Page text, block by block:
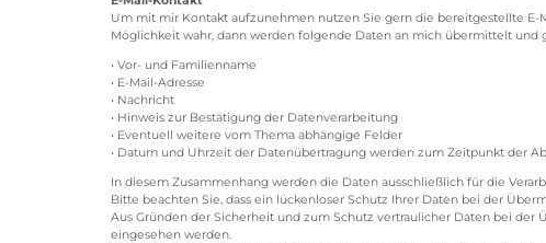
Um mit mir Kontakt aufzunehmen nutzen Sie gern die bereitgestellte
Möglichkeit wahr, dann werden folgende Daten an mich übermittelt und
• Vor- und Familienname
• E-Mail-Adresse
• Nachricht
• Hinweis zur Bestätigung der Datenverarbeitung
• Eventuell weitere vom Thema abhängige Felder
• Datum und Uhrzeit der Datenübertragung werden zum Zeitpunkt der
In diesem Zusammenhang werden die Daten ausschließlich für die
Bitte beachten Sie, dass ein lückenloser Schutz Ihrer Daten bei der
Aus Gründen der Sicherheit und zum Schutz vertraulicher Daten bei der
eingesehen werden.